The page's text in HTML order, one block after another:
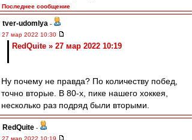
Последнее сообщение
tver-udomlya -
27 мар 2022 10:30
RedQuite » 27 мар 2022 10:19
Ну почему не правда? По количеству побед,
точно вторые. В 80-х, пике нашего хоккея,
несколько раз подряд были вторыми.
RedQuite -
27 мар 2022 10:19